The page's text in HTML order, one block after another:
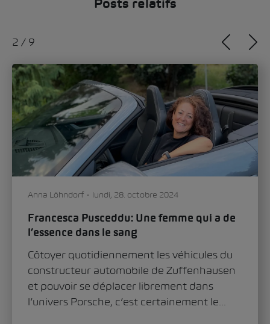
Posts relatifs
2 / 9
Anna Löhndorf lundi, 28. octobre 2024
Francesca Pusceddu: Une femme qui a de
l’essence dans le sang
Côtoyer quotidiennement les véhicules du
constructeur automobile de Zuffenhausen
et pouvoir se déplacer librement dans
l’univers Porsche, c’est certainement le...